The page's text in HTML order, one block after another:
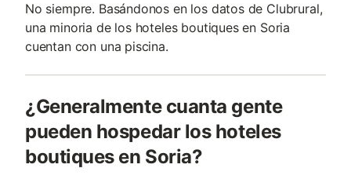
No siempre. Basándonos en los datos de Clubrural,
una minoria de los hoteles boutiques en Soria
cuentan con una piscina.
¿Generalmente cuanta gente
pueden hospedar los hoteles
boutiques en Soria?